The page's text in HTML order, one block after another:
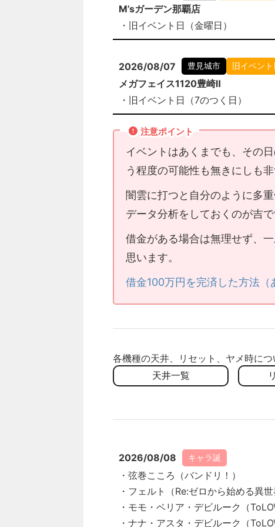
M’sガーデン那覇店
・旧イベント日（金曜日）
2026/08/07 豊見城市 旧イベント
メガフェイス1120豊崎Ⅱ
・旧イベント日（7のつく日）
注意ポイント
イベントはあくまでも、その
う程度の可能性も無きにしも非
闇雲に打つと自分のように多
データ分析をしておくのが吉で
借金がある場合は無理せず、
思います。
借金100万円を完済した方法（
各機種の天井、リセット、ヤメ時に
天井一覧
2026/08/08 キャラ誕
・弦巻こころ（バンドリ！）
・フェルト（Re:ゼロから始める異世
・モモ・ベリア・デビルーク（
・ナナ・アスタ・デビルーク（